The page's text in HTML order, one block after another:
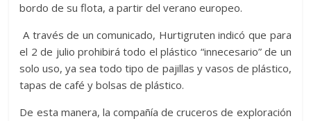
bordo de su flota, a partir del verano europeo.
A través de un comunicado, Hurtigruten indicó que para
el 2 de julio prohibirá todo el plástico “innecesario” de un
solo uso, ya sea todo tipo de pajillas y vasos de plástico,
tapas de café y bolsas de plástico.
De esta manera, la compañía de cruceros de exploración